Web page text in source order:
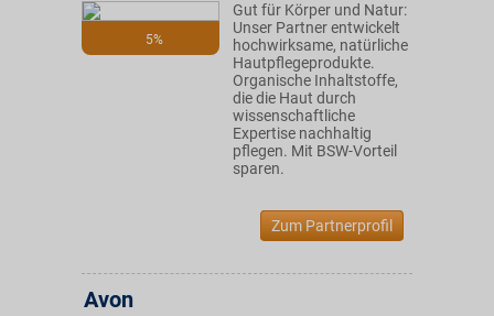
5%
Gut für Körper und Natur:
Unser Partner entwickelt
hochwirksame, natürliche
Hautpflegeprodukte.
Organische Inhaltstoffe,
die die Haut durch
wissenschaftliche
Expertise nachhaltig
pflegen. Mit BSW-Vorteil
sparen.
Zum Partnerprofil
Avon